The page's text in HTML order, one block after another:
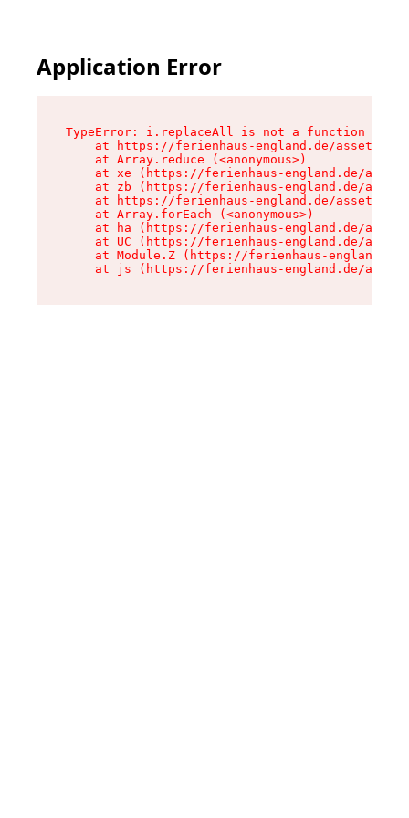
Application Error
TypeError: i.replaceAll is not a function
at https://ferienhaus-england.de/assets/
    at Array.reduce (<anonymous>)
at xe (https://ferienhaus-england.de/
at zb (https://ferienhaus-england.de/
at https://ferienhaus-england.de/assets/
    at Array.forEach (<anonymous>)
at ha (https://ferienhaus-england.de/
at UC (https://ferienhaus-england.de/
at Module.Z (https://ferienhaus-
at js (https://ferienhaus-england.de/